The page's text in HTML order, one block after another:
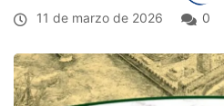
11 de marzo de 2026 0